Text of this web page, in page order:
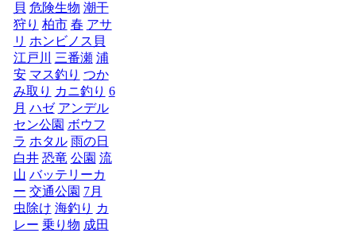
貝 危険生物 潮干
狩り 柏市 春 アサ
リ ホンビノス貝
江戸川
三番瀬 浦
安 マス釣り つか
み取り カニ釣り 6
月 ハゼ アンデル
セン公園 ボウフ
ラ ホタル 雨の日
白井 恐竜 公園 流
山 バッテリーカ
ー 交通公園 7月
虫除け 海釣り カ
レー 乗り物 成田